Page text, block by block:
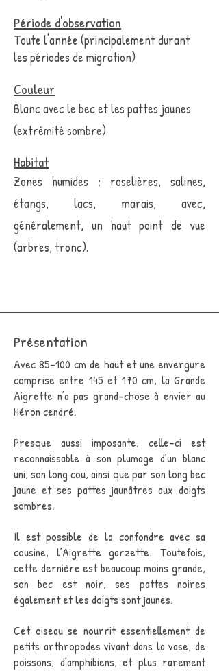
Période d'observation
Toute l'année (principalement durant
les périodes de migration)
Couleur
Blanc avec le bec et les pattes jaunes
(extrémité sombre)
Habitat
Zones humides : roselières, salines,
étangs, lacs, marais, avec,
généralement, un haut point de vue
(arbres, tronc).
Présentation
Avec 85-100 cm de haut et une envergure
comprise entre 145 et 170 cm, la Grande
Aigrette n’a pas grand-chose à envier au
Héron cendré.
Presque aussi imposante, celle-ci est
reconnaissable à son plumage d’un blanc
uni, son long cou, ainsi que par son long bec
jaune et ses pattes jaunâtres aux doigts
sombres.
Il est possible de la confondre avec sa
cousine, l’Aigrette garzette. Toutefois,
cette dernière est beaucoup moins grande,
son bec est noir, ses pattes noires
également et les doigts sont jaunes.
Cet oiseau se nourrit essentiellement de
petits arthropodes vivant dans la vase, de
poissons, d’amphibiens, et plus rarement